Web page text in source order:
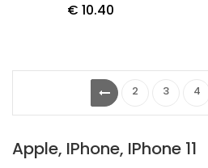
€ 10.40
2 3 4
Apple, IPhone, IPhone 11